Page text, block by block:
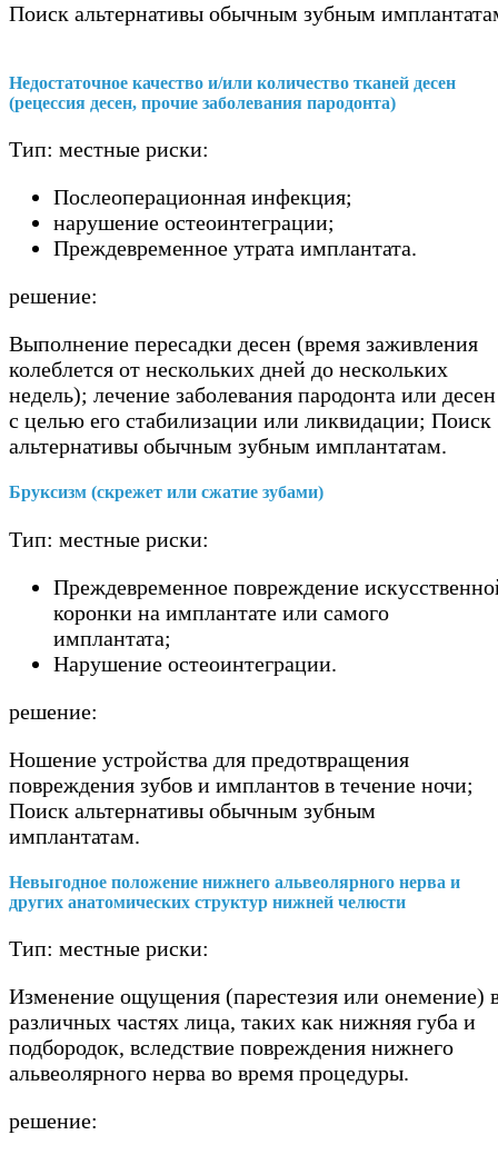
Поиск альтернативы обычным зубным
Недостаточное качество и/или количество тканей десен
(рецессия десен, прочие заболевания пародонта)
Тип: местные риски:
Послеоперационная инфекция;
нарушение остеоинтеграции;
Преждевременное утрата имплантата.
решение:
Выполнение пересадки десен (время заживления
колеблется от нескольких дней до нескольких
недель); лечение заболевания пародонта или десен
с целью его стабилизации или ликвидации; Поиск
альтернативы обычным зубным имплантатам.
Бруксизм (скрежет или сжатие зубами)
Тип: местные риски:
Преждевременное повреждение
коронки на имплантате или самого
имплантата;
Нарушение остеоинтеграции.
решение:
Ношение устройства для предотвращения
повреждения зубов и имплантов в течение ночи;
Поиск альтернативы обычным зубным
имплантатам.
Невыгодное положение нижнего альвеолярного нерва и
других анатомических структур нижней челюсти
Тип: местные риски:
Изменение ощущения (парестезия или онемение)
различных частях лица, таких как нижняя губа и
подбородок, вследствие повреждения нижнего
альвеолярного нерва во время процедуры.
решение: